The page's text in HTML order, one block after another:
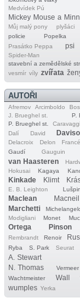
Medvídek Pú
Mickey Mouse a
Můj malý pony plyšáci
policie
Popelka
Prasátko Peppa psi
Spider‐Man
stavební a zemědělské
vesmír víly zvířata
AUTOŘI
Afremov Arcimboldo
J. Brueghel st.
P.
P. Brueghel st.
Dalí
David
Delacroix
Delon
Gaudí
Gauguin
van Haasteren
Hokusai
Kagaya
Kinkade Klimt
E. B. Leighton
Lušpin
Maclean Macneil
Marchetti
Modigliani Monet
Ortega Pinson
Rembrandt
Renoir
Ryba S. Park Seurat
A. Stewart
N. Thomas
Vermeer
Wachtmeister
Wall
wumples Yerka